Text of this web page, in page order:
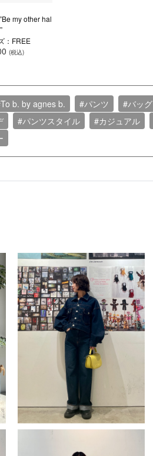
my other hal
：FREE
(税込)
b. by agnes b. #パンツ #バッグ
#パンツスタイル #カジュアル